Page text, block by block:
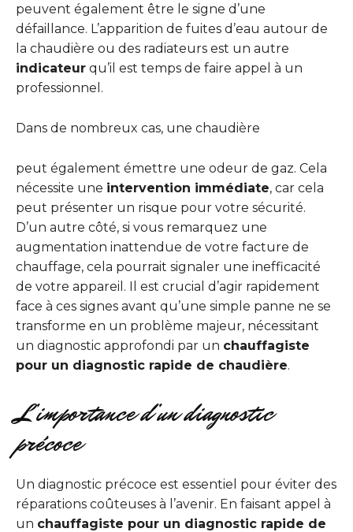
peuvent également être le signe d’une
défaillance. L’apparition de fuites d’eau autour de
la chaudière ou des radiateurs est un autre
indicateur qu’il est temps de faire appel à un
professionnel.
Dans de nombreux cas, une chaudière
peut également émettre une odeur de gaz. Cela
nécessite une intervention immédiate, car cela
peut présenter un risque pour votre sécurité.
D’un autre côté, si vous remarquez une
augmentation inattendue de votre facture de
chauffage, cela pourrait signaler une inefficacité
de votre appareil. Il est crucial d’agir rapidement
face à ces signes avant qu’une simple panne ne se
transforme en un problème majeur, nécessitant
un diagnostic approfondi par un chauffagiste
pour un diagnostic rapide de chaudière.
L’importance d’un diagnostic
précoce
Un diagnostic précoce est essentiel pour éviter des
réparations coûteuses à l’avenir. En faisant appel à
un chauffagiste pour un diagnostic rapide de